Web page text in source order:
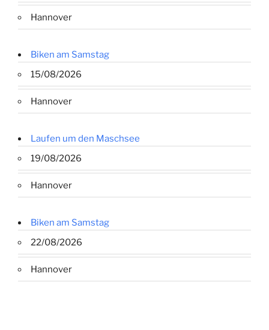
Hannover
Biken am Samstag
15/08/2026
Hannover
Laufen um den Maschsee
19/08/2026
Hannover
Biken am Samstag
22/08/2026
Hannover